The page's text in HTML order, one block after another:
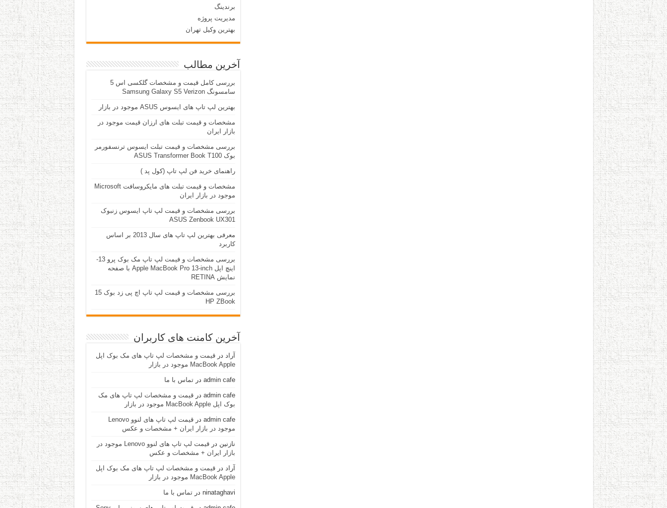
برندینگ
مدیریت پروژه
بهترین وکیل تهران
آخرین مطالب
بررسی کامل قیمت و مشخصات گلکسی اس 5
سامسونگ Samsung Galaxy S5 Verizon
بهترین لپ تاپ های ایسوس ASUS موجود در بازار
مشخصات و قیمت تبلت های ارزان قیمت موجود در
بازار ایران
بررسی مشخصات و قیمت تبلت ایسوس ترنسفورمر
بوک ASUS Transformer Book T100
راهنمای خرید فن لپ تاپ (کول پد )
مشخصات و قیمت تبلت های مایکروسافت Microsoft
موجود در بازار ایران
بررسی مشخصات و قیمت لپ تاپ ایسوس زنبوک
ASUS Zenbook UX301
معرفی بهترین لپ تاپ های سال 2013 بر اساس
کاربرد
بررسی مشخصات و فیمت لپ تاپ مک بوک پرو 13-
اینچ اپل Apple MacBook Pro 13-inch با صفحه
نمایش RETINA
بررسی مشخصات و قیمت لپ تاپ اچ پی زد بوک 15
HP ZBook
آخرین کامنت های کاربران
آراد درقیمت و مشخصات لپ تاپ های مک بوک اپل
MacBook Apple موجود در بازار
admin cafe درتماس با ما
admin cafe درقیمت و مشخصات لپ تاپ های مک
بوک اپل MacBook Apple موجود در بازار
admin cafe در
قیمت لپ تاپ های لنوو Lenovo
موجود در بازار ایران + مشخصات و عکس
نازنین در
قیمت لپ تاپ های لنوو Lenovo موجود در
بازار ایران + مشخصات و عکس
آراد درقیمت و مشخصات لپ تاپ های مک بوک اپل
MacBook Apple موجود در بازار
ninataghavi درتماس با ما